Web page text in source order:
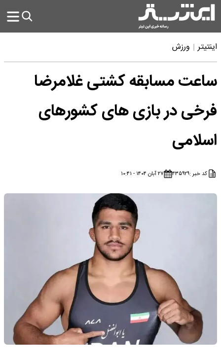
اینتیتر ورزش
ساعت مسابقه کشتی غلامرضا
فرخی در بازی های کشورهای
اسلامی
کد خبر :۴۳۵۹۲۹ ۲۷ آبان ۱۴۰۴ - ۱۰:۴۱